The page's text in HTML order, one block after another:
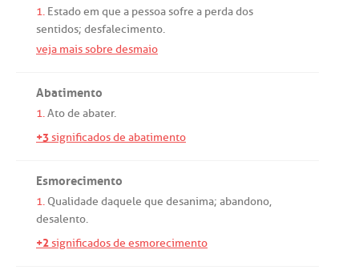
1. Estadoem que a pessoasofre a perdados
sentidos; desfalecimento.
veja mais sobre desmaio
Abatimento
1.Atode abater.
+3significados de abatimento
Esmorecimento
1. Qualidade daquele que desanima; abandono,
desalento.
+2significados de esmorecimento